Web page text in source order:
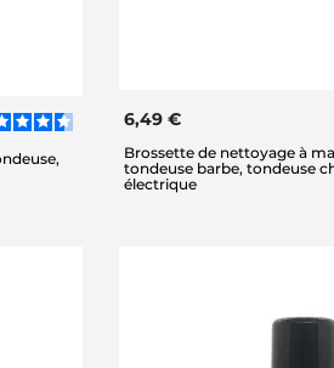
6,49 €
Brossette de nettoyage à
tondeuse barbe, tondeuse
électrique